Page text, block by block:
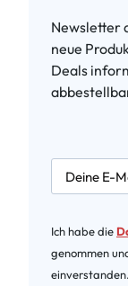
Newsletter
neue
Deals
Ich habe die
genommen
einverstanden.